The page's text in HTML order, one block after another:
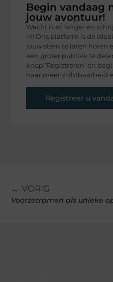
Begin vandaag
jouw avontuur!
Wacht niet langer en
in! Ons platform is de
jouw stem te laten horen
een groter publiek te
knop ‘Registreren’ en
naar meer zichtbaarheid
Registreer u
← VORIG
Voorzetramen als unieke